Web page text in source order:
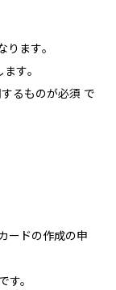
ります｡
ます｡
るものが必須 で
ードの作成の申
す。